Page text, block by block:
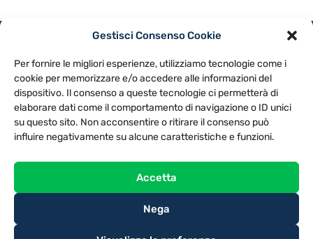
Gestisci Consenso Cookie
Per fornire le migliori esperienze, utilizziamo tecnologie come i
cookie per memorizzare e/o accedere alle informazioni del
dispositivo. Il consenso a queste tecnologie ci permetterà di
elaborare dati come il comportamento di navigazione o ID unici
su questo sito. Non acconsentire o ritirare il consenso può
influire negativamente su alcune caratteristiche e funzioni.
Accetta
Nega
NOTE LEGALI
CONTATTACI PREFERENZE
TV LIBERA S.P.A.
Via Monteleonese 95/21 – 51100 Pistoia (PT)
Tel. 0573.9136 / Fax 0573.913615